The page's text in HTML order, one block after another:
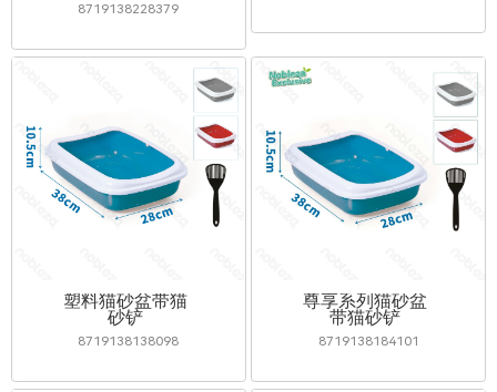
8719138228379
塑料猫砂盆带猫
砂铲
8719138138098
尊享系列猫砂盆
带猫砂铲
8719138184101